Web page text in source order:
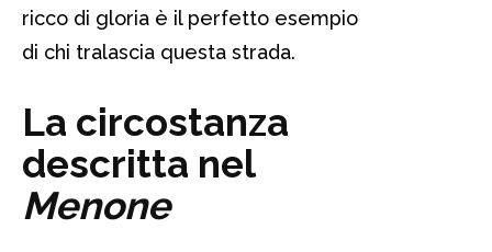
ricco di gloria è il perfetto esempio
di chi tralascia questa strada.
La circostanza
descritta nel
Menone